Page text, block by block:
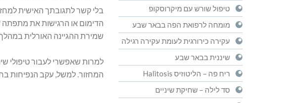
בלי קשר לתגובתך האישית
הדימום או הרגישות את מתפתה
שמירת ההגיינה האורלית
למרות שאפשרי לעבור טיפולי
המחזור. למשל, עקב הנפיחות
טיפול שורש עם מיקרוסקופ
מומחה לרפואת הפה בבאר שבע
עקירה כירורגית לעומת עקירה רגילה
שיננית בבאר שבע
ריח פה – הליטוזיס Halitosis
סד לילה – שחיקת שיניים